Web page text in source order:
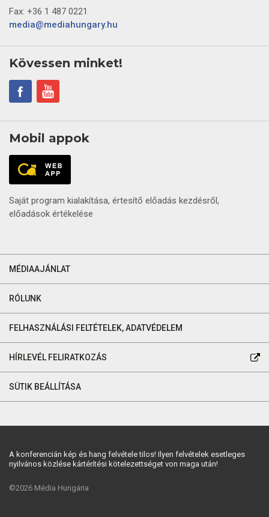
Fax: +36 1 487 0221
media@mediahungary.hu
Kövessen minket!
Mobil appok
Saját program kialakítása, értesítő előadás kezdésről,
előadások értékelése
MÉDIAAJÁNLAT
RÓLUNK
FELHASZNÁLÁSI FELTÉTELEK, ADATVÉDELEM
HÍRLEVÉL FELIRATKOZÁS
SÜTIK BEÁLLÍTÁSA
A konferencián kép és hang felvétele tilos! Ilyen felvételek esetleges
nyilvános közlése kártérítési kötelezettséget von maga után!
©2026 Média Hungária